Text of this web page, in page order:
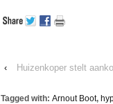
‹ Huizenkoper stelt
Tagged with: Arnout Boot,